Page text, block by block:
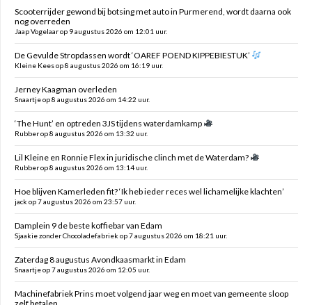
Scooterrijder gewond bij botsing met auto in Purmerend, wordt daarna ook
nog overreden
Jaap Vogelaar op 9 augustus 2026 om 12:01 uur.
De Gevulde Stropdassen wordt ‘OAREF POEND KIPPEBIESTUK’
Kleine Kees op 8 augustus 2026 om 16:19 uur.
Jerney Kaagman overleden
Snaartje op 8 augustus 2026 om 14:22 uur.
‘The Hunt’ en optreden 3JS tijdens waterdamkamp
Rubber op 8 augustus 2026 om 13:32 uur.
Lil Kleine en Ronnie Flex in juridische clinch met de Waterdam?
Rubber op 8 augustus 2026 om 13:14 uur.
Hoe blijven Kamerleden fit? ‘Ik heb ieder reces wel lichamelijke klachten’
jack op 7 augustus 2026 om 23:57 uur.
Damplein 9 de beste koffiebar van Edam
Sjaakie zonder Chocoladefabriek op 7 augustus 2026 om 18:21 uur.
Zaterdag 8 augustus Avondkaasmarkt in Edam
Snaartje op 7 augustus 2026 om 12:05 uur.
Machinefabriek Prins moet volgend jaar weg en moet van gemeente sloop
zelf betalen